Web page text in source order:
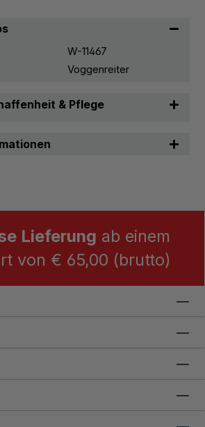
W-11467
Voggenreiter
& Pflege
Lieferung ab einem
von € 65,00 (brutto)